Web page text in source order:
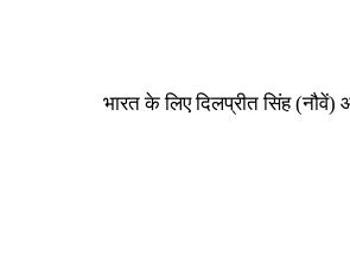
भारत के लिए दिलप्रीत सिंह